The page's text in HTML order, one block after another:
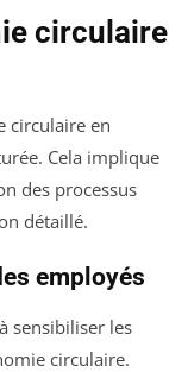
circulaire
circulaire en
Cela implique
des processus
détaillé.
employés
sensibiliser les
circulaire.